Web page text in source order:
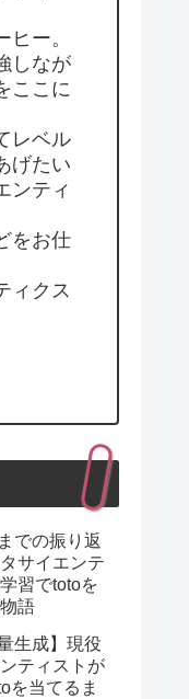
ー。
しなが
ここに
レベル
げたい
ンティ
をお仕
ィクス
での振り返
サイエンテ
習でtotoを
語
生成】現役
ティストが
を当てるま